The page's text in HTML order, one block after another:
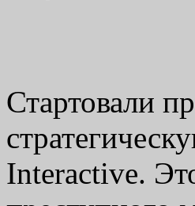
Стартовали
Interactive.